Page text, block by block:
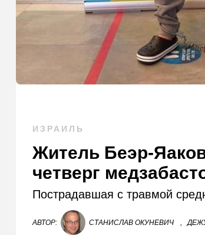
ИЗРАИЛЬ
Житель Беэр-
четверг
Пострадавшая с травмой
АВТОР: СТАНИСЛАВ ОКУНЕВИЧ ,